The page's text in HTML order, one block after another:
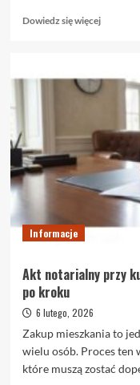
Dowiedz się więcejDowiedz
Rolety
blackout
naprawdę
są
kiedy
je
Informacje
Akt notarialny przy
po kroku
6 lutego, 2026
Zakup mieszkania to
wielu osób. Proces ten
które muszą zostać